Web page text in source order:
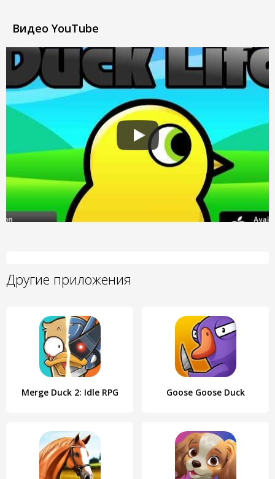
Видео YouTube
Другие приложения
Merge Duck 2: Idle RPG Goose Goose Duck